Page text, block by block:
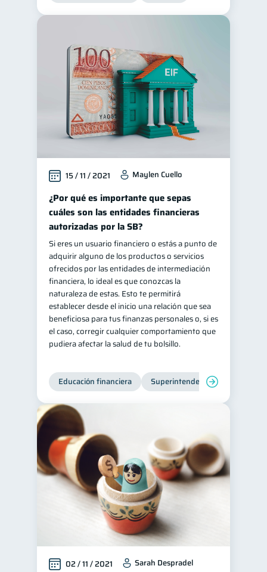
15 / 11 / 2021 Maylen Cuello
¿Por qué es importante que sepas
cuáles son las entidades financieras
autorizadas por la SB?
Si eres un usuario financiero o estás a punto de
adquirir alguno de los productos o servicios
ofrecidos por las entidades de intermediación
financiera, lo ideal es que conozcas la
naturaleza de estas. Esto te permitirá
establecer desde el inicio una relación que sea
beneficiosa para tus finanzas personales o, si es
el caso, corregir cualquier comportamiento que
pudiera afectar la salud de tu bolsillo.
Educación financiera Superintendencia de Bancos
02 / 11 / 2021 Sarah Despradel